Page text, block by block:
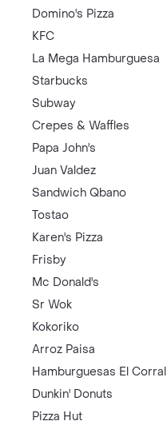
Domino's Pizza
KFC
La Mega Hamburguesa
Starbucks
Subway
Crepes & Waffles
Papa John's
Juan Valdez
Sandwich Qbano
Tostao
Karen's Pizza
Frisby
Mc Donald's
Sr Wok
Kokoriko
Arroz Paisa
Hamburguesas El Corral
Dunkin' Donuts
Pizza Hut